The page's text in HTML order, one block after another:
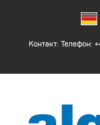
Контакт: Телефон: